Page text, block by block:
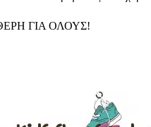
ΓΙΑ ΟΛΟΥΣ!